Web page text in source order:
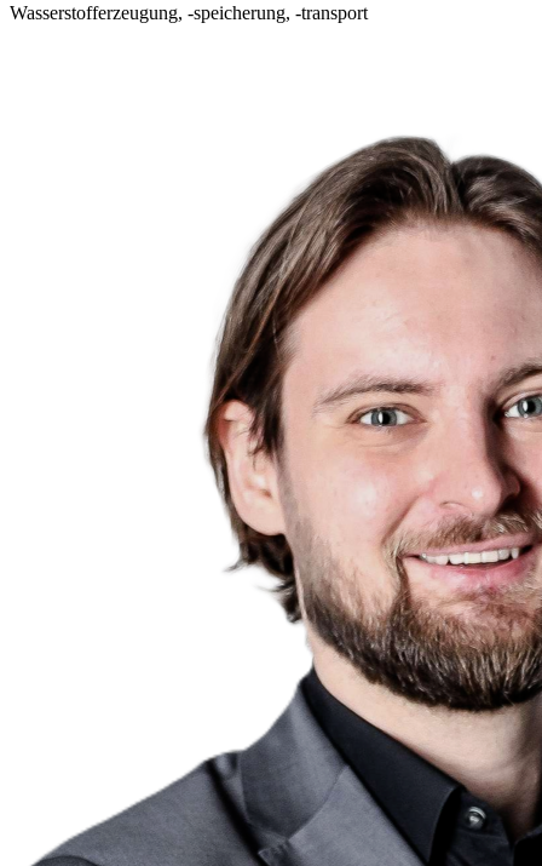
Wasserstofferzeugung, -speicherung, -transport